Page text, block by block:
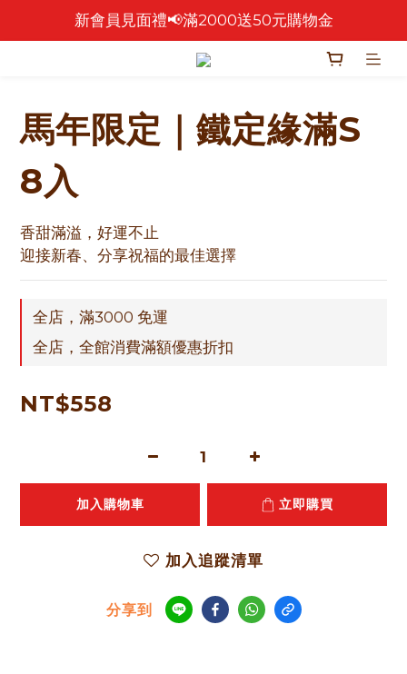
🎉 2026 中秋早鳥優惠中 🎉
新會員見面禮📢滿2000送50元購物金
🎉零售餅乾買4包 送 紅色卡扣鐵盒乙個！🎁
馬年限定｜鐵定緣滿S
8入
香甜滿溢，好運不止
迎接新春、分享祝福的最佳選擇
全店，滿3000 免運
全店，全館消費滿額優惠折扣
NT$558
加入購物車 立即購買
加入追蹤清單
分享到